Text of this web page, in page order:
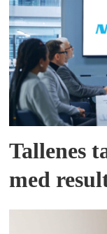
Tallenes
med